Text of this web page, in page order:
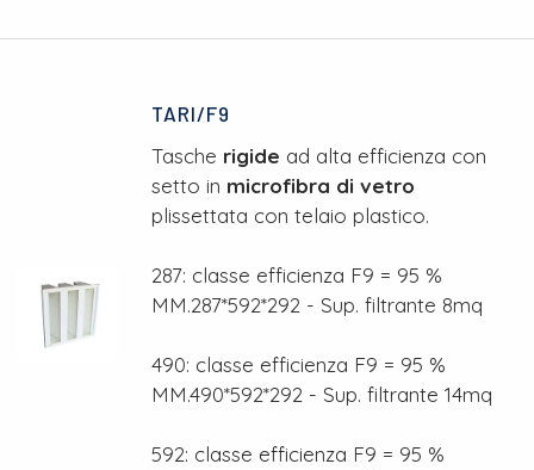
TARI/F9
Tasche rigide ad alta efficienza con
setto in microfibra di vetro
plissettata con telaio plastico.
287: classe efficienza F9 = 95 %
MM.287*592*292 - Sup. filtrante 8mq
490: classe efficienza F9 = 95 %
MM.490*592*292 - Sup. filtrante 14mq
592: classe efficienza F9 = 95 %